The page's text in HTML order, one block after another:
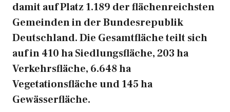
damit auf Platz 1.189 der flächenreichsten
Gemeinden in der Bundesrepublik
Deutschland. Die Gesamtfläche teilt sich
auf in 410 ha Siedlungsfläche, 203 ha
Verkehrsfläche, 6.648 ha
Vegetationsfläche und 145 ha
Gewässerfläche.